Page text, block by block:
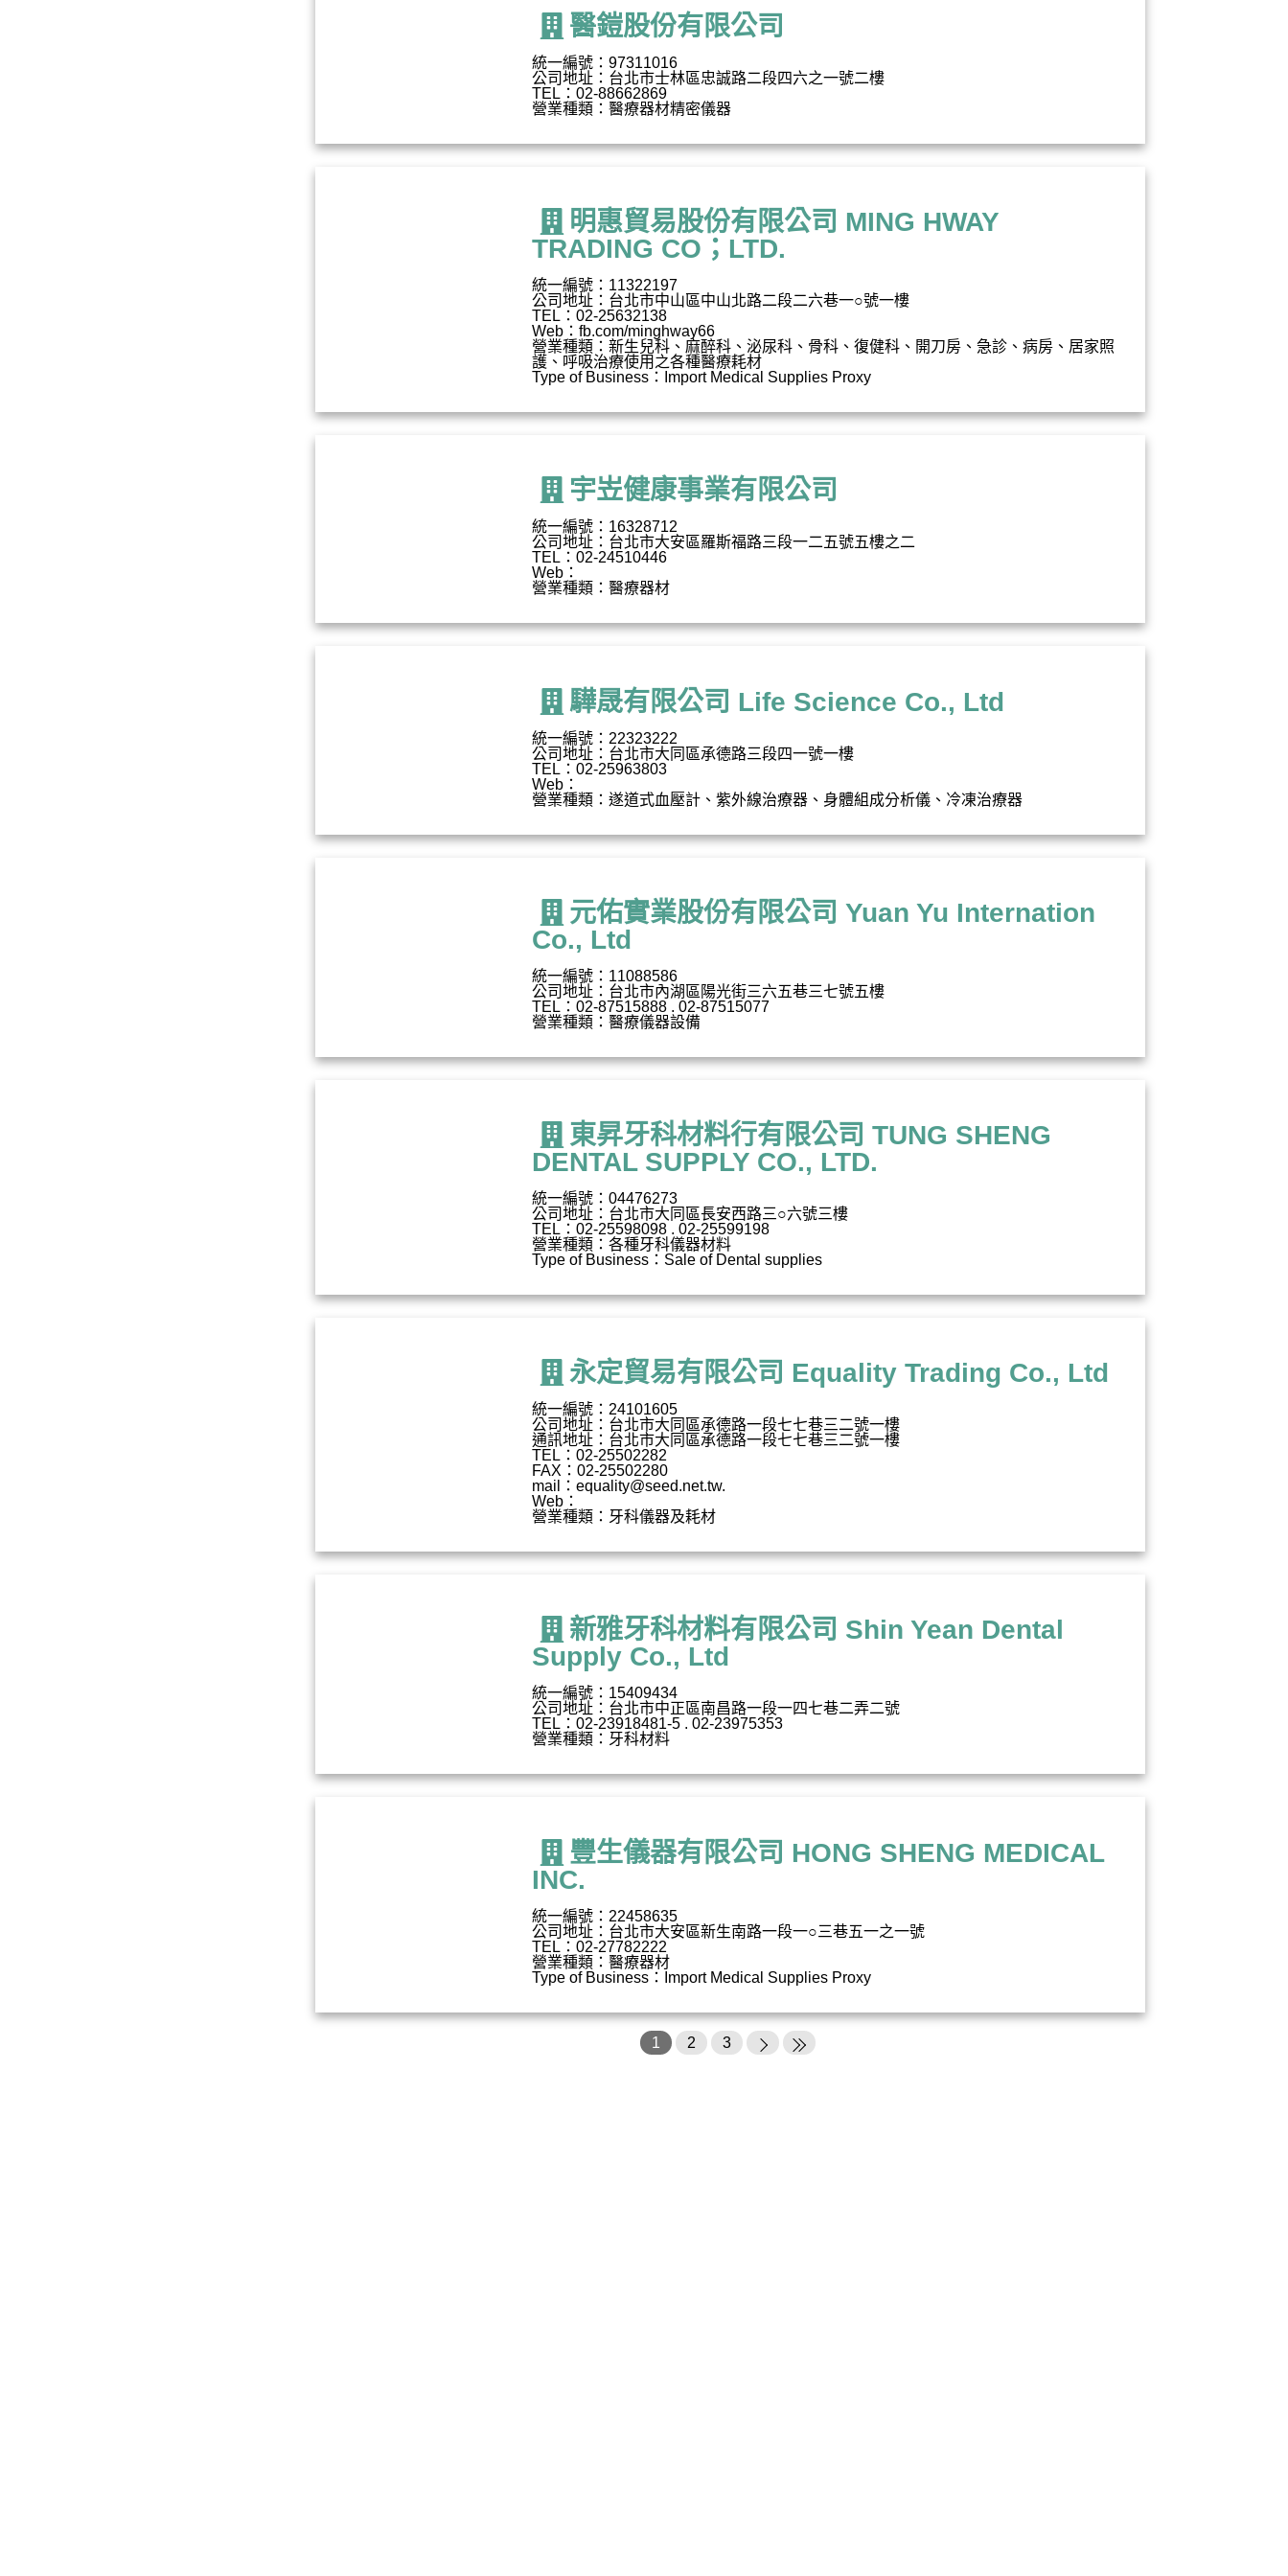
醫鎧股份有限公司
統一編號：97311016
公司地址：台北市士林區忠誠路二段四六之一號二樓
TEL：02-88662869
營業種類：醫療器材精密儀器
明惠貿易股份有限公司 MING HWAY
TRADING CO；LTD.
統一編號：11322197
公司地址：台北市中山區中山北路二段二六巷一○號一樓
TEL：02-25632138
Web：fb.com/minghway66
營業種類：新生兒科、麻醉科、泌尿科、骨科、復健科、開刀房、急診、病房、居家照
護、呼吸治療使用之各種醫療耗材
Type of Business：Import Medical Supplies Proxy
宇岦健康事業有限公司
統一編號：16328712
公司地址：台北市大安區羅斯福路三段一二五號五樓之二
TEL：02-24510446
Web：
營業種類：醫療器材
驊晟有限公司 Life Science Co., Ltd
統一編號：22323222
公司地址：台北市大同區承德路三段四一號一樓
TEL：02-25963803
Web：
營業種類：遂道式血壓計、紫外線治療器、身體組成分析儀、冷凍治療器
元佑實業股份有限公司 Yuan Yu Internation
Co., Ltd
統一編號：11088586
公司地址：台北市內湖區陽光街三六五巷三七號五樓
TEL：02-87515888 . 02-87515077
營業種類：醫療儀器設備
東昇牙科材料行有限公司 TUNG SHENG
DENTAL SUPPLY CO., LTD.
統一編號：04476273
公司地址：台北市大同區長安西路三○六號三樓
TEL：02-25598098 . 02-25599198
營業種類：各種牙科儀器材料
Type of Business：Sale of Dental supplies
永定貿易有限公司 Equality Trading Co., Ltd
統一編號：24101605
公司地址：台北市大同區承德路一段七七巷三二號一樓
通訊地址：台北市大同區承德路一段七七巷三二號一樓
TEL：02-25502282
FAX：02-25502280
mail：equality@seed.net.tw.
Web：
營業種類：牙科儀器及耗材
新雅牙科材料有限公司 Shin Yean Dental
Supply Co., Ltd
統一編號：15409434
公司地址：台北市中正區南昌路一段一四七巷二弄二號
TEL：02-23918481-5 . 02-23975353
營業種類：牙科材料
豐生儀器有限公司 HONG SHENG MEDICAL
INC.
統一編號：22458635
公司地址：台北市大安區新生南路一段一○三巷五一之一號
TEL：02-27782222
營業種類：醫療器材
Type of Business：Import Medical Supplies Proxy
1 2 3